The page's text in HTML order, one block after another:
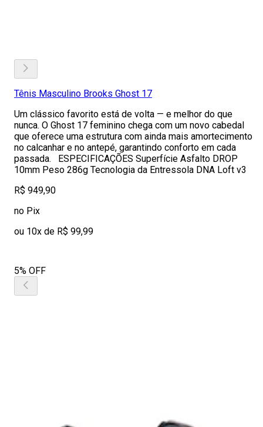
Tênis Masculino Brooks Ghost 17
Um clássico favorito está de volta — e melhor do que
nunca. O Ghost 17 feminino chega com um novo cabedal
que oferece uma estrutura com ainda mais amortecimento
no calcanhar e no antepé, garantindo conforto em cada
passada. ESPECIFICAÇÕES Superfície Asfalto DROP
10mm Peso 286g Tecnologia da Entressola DNA Loft v3
R$ 949,90
no Pix
ou 10x de R$ 99,99
5% OFF